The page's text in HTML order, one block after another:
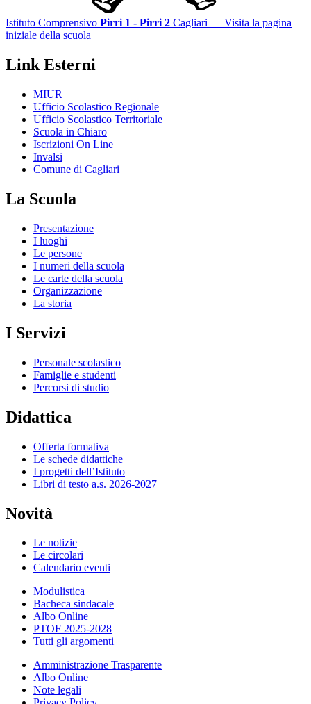
Istituto Comprensivo Pirri 1 - Pirri 2 Cagliari — Visita la pagina
iniziale della scuola
Link Esterni
MIUR
Ufficio Scolastico Regionale
Ufficio Scolastico Territoriale
Scuola in Chiaro
Iscrizioni On Line
Invalsi
Comune di Cagliari
La Scuola
Presentazione
I luoghi
Le persone
I numeri della scuola
Le carte della scuola
Organizzazione
La storia
I Servizi
Personale scolastico
Famiglie e studenti
Percorsi di studio
Didattica
Offerta formativa
Le schede didattiche
I progetti dell’Istituto
Libri di testo a.s. 2026-2027
Novità
Le notizie
Le circolari
Calendario eventi
Modulistica
Bacheca sindacale
Albo Online
PTOF 2025-2028
Tutti gli argomenti
Amministrazione Trasparente
Albo Online
Note legali